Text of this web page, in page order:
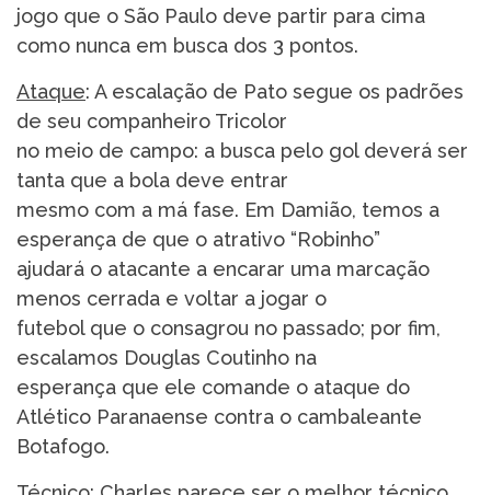
jogo que o São Paulo deve partir para cima
como nunca em busca dos 3 pontos.
Ataque: A escalação de Pato segue os padrões
de seu companheiro Tricolor
no meio de campo: a busca pelo gol deverá ser
tanta que a bola deve entrar
mesmo com a má fase. Em Damião, temos a
esperança de que o atrativo “Robinho”
ajudará o atacante a encarar uma marcação
menos cerrada e voltar a jogar o
futebol que o consagrou no passado; por fim,
escalamos Douglas Coutinho na
esperança que ele comande o ataque do
Atlético Paranaense contra o cambaleante
Botafogo.